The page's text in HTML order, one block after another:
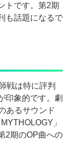
トです。第2期
も話題になるで
戦は特に評判
印象的です。劇
あるサウンド
」
2期のOP曲への